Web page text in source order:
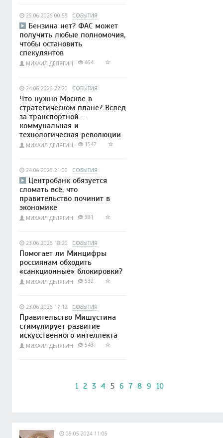
25.06.2026 00:55 СОБЫТИЯ
Бензина нет? ФАС может
получить любые полномочия,
чтобы остановить
спекулянтов
МИХАИЛ ДЕЛЯГИН 464
24.06.2026 22:20 СОБЫТИЯ
Что нужно Москве в
стратегическом плане? Вслед
за транспортной –
коммунальная и
технологическая революции
МИХАИЛ ДЕЛЯГИН 1547
24.06.2026 21:00 СОБЫТИЯ
Центробанк обязуется
сломать всё, что
правительство починит в
экономике
МИХАИЛ ДЕЛЯГИН 381
23.06.2026 18:20 СОБЫТИЯ
Помогает ли Минцифры
россиянам обходить
«санкционные» блокировки?
МИХАИЛ ДЕЛЯГИН 532
23.06.2026 17:12 СОБЫТИЯ
Правительство Мишустина
стимулирует развитие
искусственного интеллекта
МИХАИЛ ДЕЛЯГИН 543
1 2 3 4 5 6 7 8 9 10
05.05.2024 11:05